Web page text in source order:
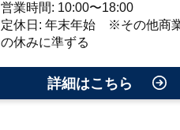
営業時間: 10:00〜18:00
定休日: 年末年始 ※その他商
の休みに準ずる
詳細はこちら